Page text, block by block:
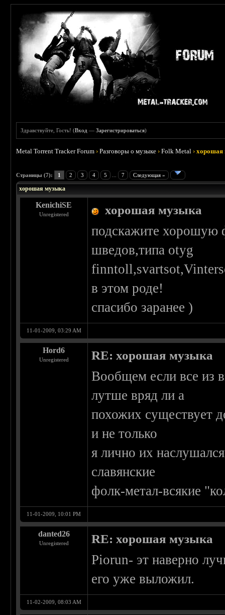
Здравствуйте, Гость! (Вход —Зарегистрироваться)
Metal Torrent Tracker Forum ›Разговоры о музыке ›Folk Metal ›хорошая
Страницы (7): 1 2 3 4 5 7 Следующая »
хорошая музыка
KenichiSE
Unregistered хорошая музыка
подскажите хорошую
шведов,типа otyg
в этом роде!
спасибо заранее )
11-01-2009, 03:29 AM
Hord6
Unregistered RE: хорошая музыка
Вообщем если все из
лутше вряд ли а
похожих существует
и не только
я лично их
славянские
фолк-метал-всякие
11-01-2009, 10:01 PM
danted26
Unregistered RE: хорошая музыка
Piorun- эт наверно
его уже выложил.
11-02-2009, 08:03 AM